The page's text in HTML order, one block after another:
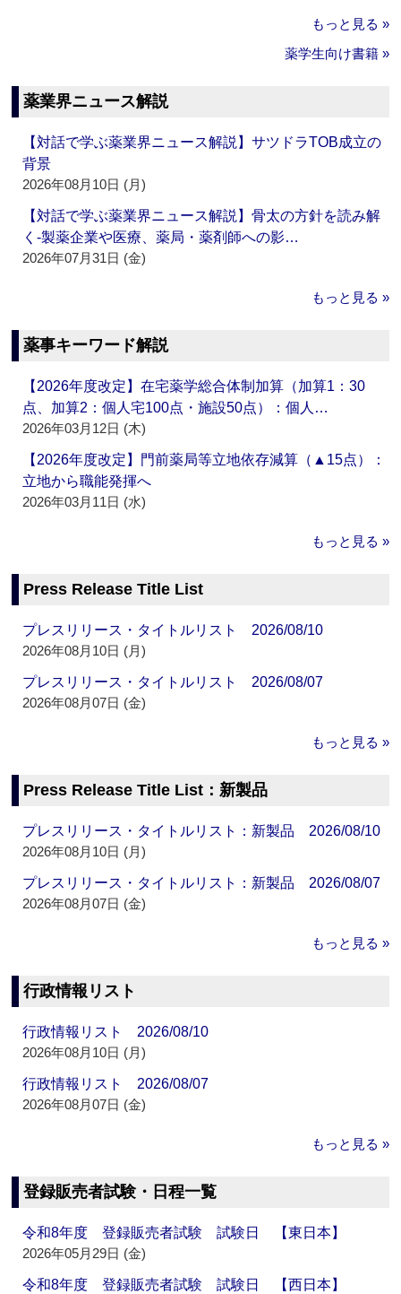
もっと見る »
薬学生向け書籍 »
薬業界ニュース解説
【対話で学ぶ薬業界ニュース解説】サツドラTOB成立の
背景
2026年08月10日 (月)
【対話で学ぶ薬業界ニュース解説】骨太の方針を読み解
く‐製薬企業や医療、薬局・薬剤師への影…
2026年07月31日 (金)
もっと見る »
薬事キーワード解説
【2026年度改定】在宅薬学総合体制加算（加算1：30
点、加算2：個人宅100点・施設50点）：個人…
2026年03月12日 (木)
【2026年度改定】門前薬局等立地依存減算（▲15点）：
立地から職能発揮へ
2026年03月11日 (水)
もっと見る »
Press Release Title List
プレスリリース・タイトルリスト 2026/08/10
2026年08月10日 (月)
プレスリリース・タイトルリスト 2026/08/07
2026年08月07日 (金)
もっと見る »
Press Release Title List：新製品
プレスリリース・タイトルリスト：新製品 2026/08/10
2026年08月10日 (月)
プレスリリース・タイトルリスト：新製品 2026/08/07
2026年08月07日 (金)
もっと見る »
行政情報リスト
行政情報リスト 2026/08/10
2026年08月10日 (月)
行政情報リスト 2026/08/07
2026年08月07日 (金)
もっと見る »
登録販売者試験・日程一覧
令和8年度 登録販売者試験 試験日 【東日本】
2026年05月29日 (金)
令和8年度 登録販売者試験 試験日 【西日本】